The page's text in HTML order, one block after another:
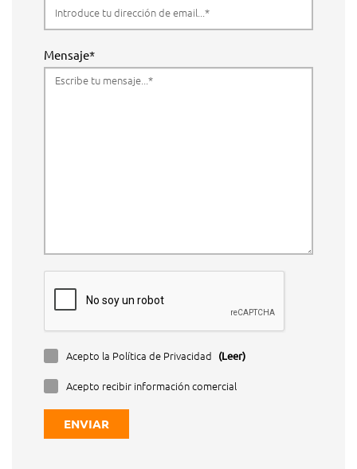
Mensaje*
Acepto la Política de Privacidad (Leer)
Acepto recibir información comercial
ENVIAR